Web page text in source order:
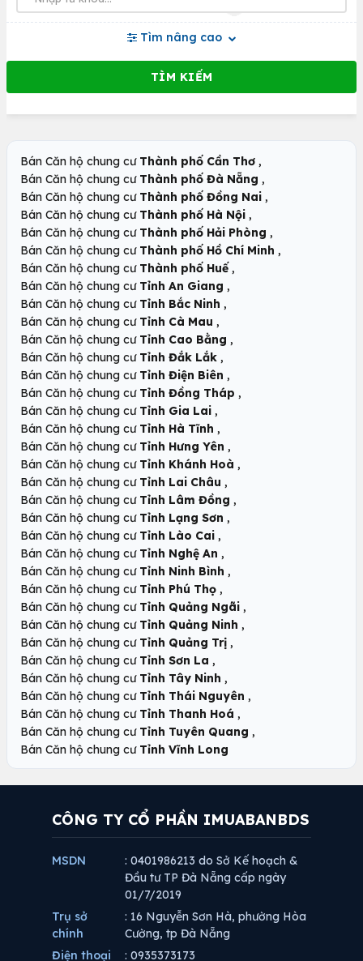
Tìm nâng cao
Bán Căn hộ chung cư Thành phố Cần Thơ ,
Bán Căn hộ chung cư Thành phố Đà Nẵng ,
Bán Căn hộ chung cư Thành phố Đồng Nai ,
Bán Căn hộ chung cư Thành phố Hà Nội ,
Bán Căn hộ chung cư Thành phố Hải Phòng ,
Bán Căn hộ chung cư Thành phố Hồ Chí Minh ,
Bán Căn hộ chung cư Thành phố Huế ,
Bán Căn hộ chung cư Tỉnh An Giang ,
Bán Căn hộ chung cư Tỉnh Bắc Ninh ,
Bán Căn hộ chung cư Tỉnh Cà Mau ,
Bán Căn hộ chung cư Tỉnh Cao Bằng ,
Bán Căn hộ chung cư Tỉnh Đắk Lắk ,
Bán Căn hộ chung cư Tỉnh Điện Biên ,
Bán Căn hộ chung cư Tỉnh Đồng Tháp ,
Bán Căn hộ chung cư Tỉnh Gia Lai ,
Bán Căn hộ chung cư Tỉnh Hà Tĩnh ,
Bán Căn hộ chung cư Tỉnh Hưng Yên ,
Bán Căn hộ chung cư Tỉnh Khánh Hoà ,
Bán Căn hộ chung cư Tỉnh Lai Châu ,
Bán Căn hộ chung cư Tỉnh Lâm Đồng ,
Bán Căn hộ chung cư Tỉnh Lạng Sơn ,
Bán Căn hộ chung cư Tỉnh Lào Cai ,
Bán Căn hộ chung cư Tỉnh Nghệ An ,
Bán Căn hộ chung cư Tỉnh Ninh Bình ,
Bán Căn hộ chung cư Tỉnh Phú Thọ ,
Bán Căn hộ chung cư Tỉnh Quảng Ngãi ,
Bán Căn hộ chung cư Tỉnh Quảng Ninh ,
Bán Căn hộ chung cư Tỉnh Quảng Trị ,
Bán Căn hộ chung cư Tỉnh Sơn La ,
Bán Căn hộ chung cư Tỉnh Tây Ninh ,
Bán Căn hộ chung cư Tỉnh Thái Nguyên ,
Bán Căn hộ chung cư Tỉnh Thanh Hoá ,
Bán Căn hộ chung cư Tỉnh Tuyên Quang ,
Bán Căn hộ chung cư Tỉnh Vĩnh Long
CÔNG TY CỔ PHẦN IMUABANBDS
MSDN
: 0401986213 do Sở Kế hoạch &
Đầu tư TP Đà Nẵng cấp ngày
01/7/2019
Trụ sở
chính
: 16 Nguyễn Sơn Hà, phường Hòa
Cường, tp Đà Nẵng
Điện thoại
: 0935373173